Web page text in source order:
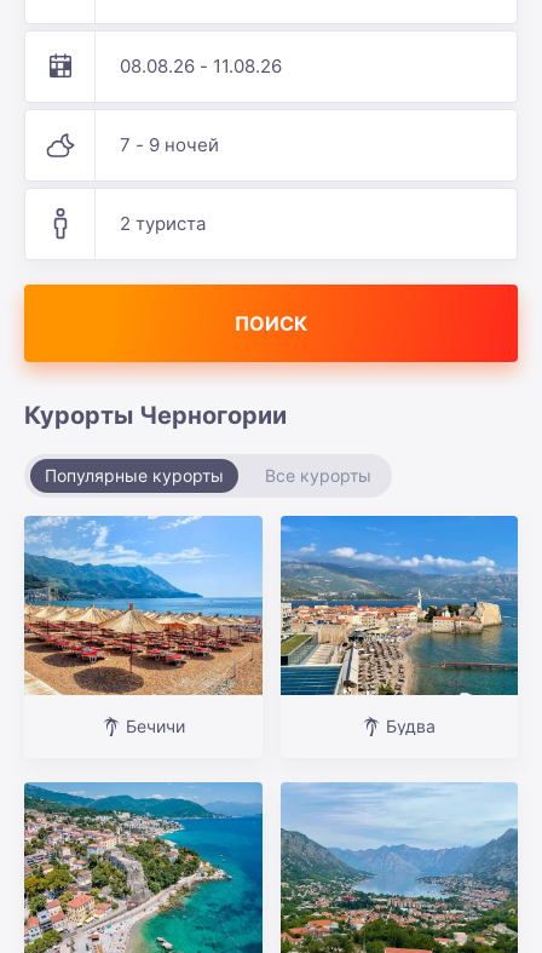
08.08.26 - 11.08.26
7 - 9 ночей
2 туриста
ПОИСК
Курорты Черногории
Популярные курорты Все курорты
Бечичи Будва